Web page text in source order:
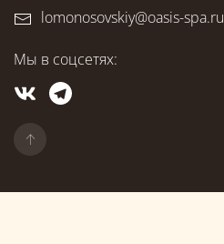
lomonosovskiy@oasis-spa.ru
Мы в соцсетях: